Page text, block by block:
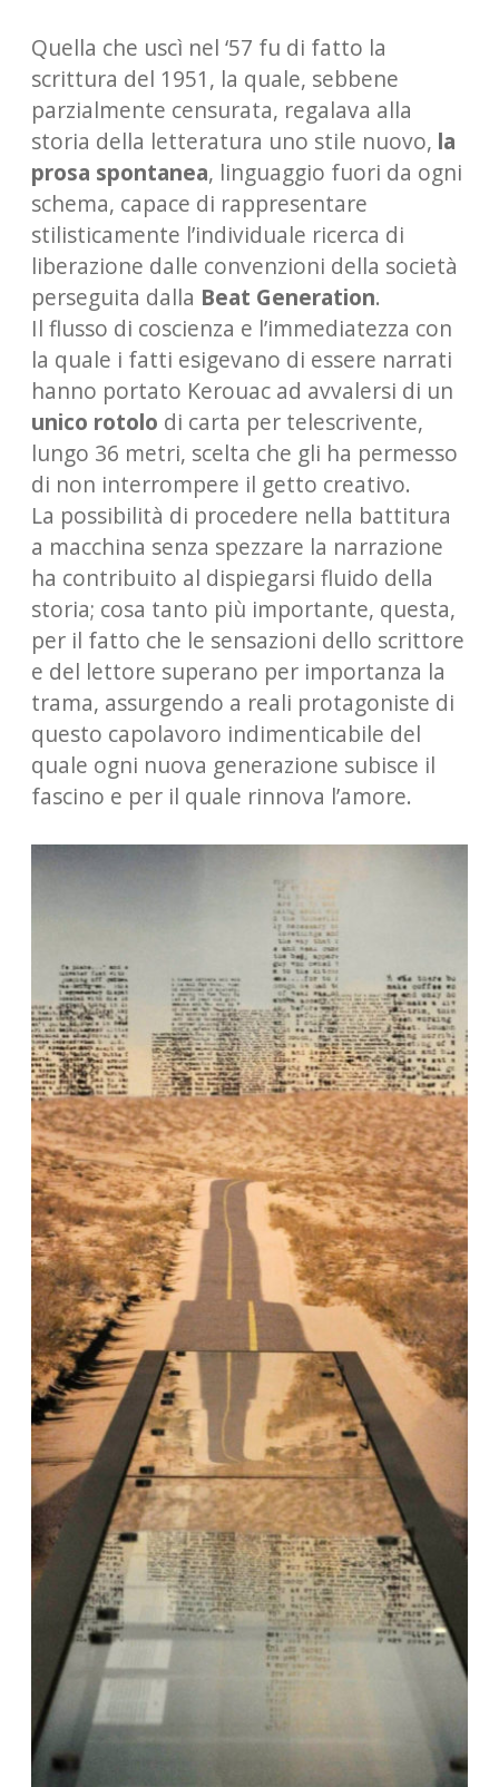
Quella che uscì nel ‘57 fu di fatto la
scrittura del 1951, la quale, sebbene
parzialmente censurata, regalava alla
storia della letteratura uno stile nuovo, la
prosa spontanea, linguaggio fuori da ogni
schema, capace di rappresentare
stilisticamente l’individuale ricerca di
liberazione dalle convenzioni della società
perseguita dalla Beat Generation.
Il flusso di coscienza e l’immediatezza con
la quale i fatti esigevano di essere narrati
hanno portato Kerouac ad avvalersi di un
unico rotolo di carta per telescrivente,
lungo 36 metri, scelta che gli ha permesso
di non interrompere il getto creativo.
La possibilità di procedere nella battitura
a macchina senza spezzare la narrazione
ha contribuito al dispiegarsi fluido della
storia; cosa tanto più importante, questa,
per il fatto che le sensazioni dello scrittore
e del lettore superano per importanza la
trama, assurgendo a reali protagoniste di
questo capolavoro indimenticabile del
quale ogni nuova generazione subisce il
fascino e per il quale rinnova l’amore.